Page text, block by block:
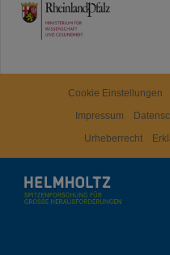
TMWWDG
Cookie Einstellungen
Impressum
Urheberrecht